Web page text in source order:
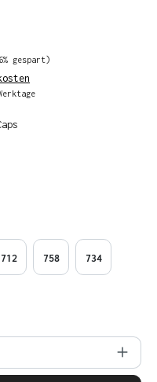
gespart)
712 758 734
gewünschten